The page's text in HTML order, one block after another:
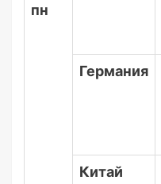
пн
Германия
Китай